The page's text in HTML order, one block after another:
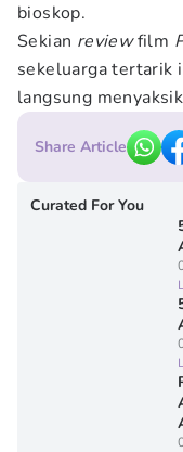
bioskop.
Sekian reviewfilm
sekeluarga tertarik
langsung
Share Article
Curated For You